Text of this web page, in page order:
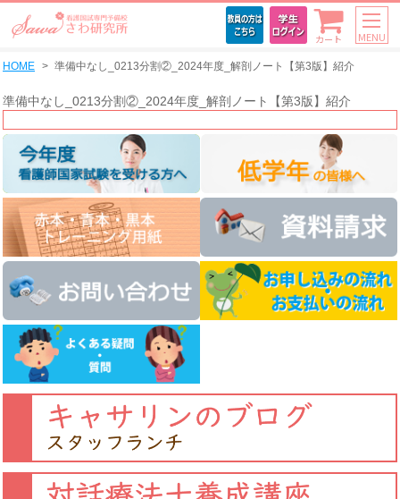
カート MENU
HOME 準備中なし_0213分割②_2024年度_解剖ノート【第3版】紹介
準備中なし_0213分割②_2024年度_解剖ノート【第3版】紹介